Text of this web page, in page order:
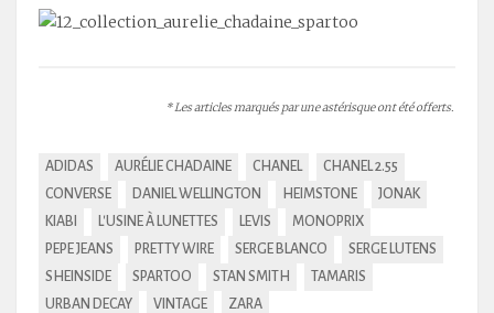
* Les articles marqués par une astérisque ont été offerts.
ADIDAS AURÉLIE CHADAINE CHANEL
CHANEL 2.55
CONVERSE
DANIEL WELLINGTON HEIMSTONE
JONAK
KIABI
L'USINE À LUNETTES LEVIS
MONOPRIX
PEPE JEANS
PRETTY WIRE SERGE BLANCO
SERGE LUTENS
SHEINSIDE
SPARTOO STAN SMITH
TAMARIS
URBAN DECAY
VINTAGE ZARA